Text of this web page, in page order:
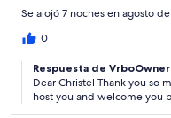
coast and preferred the
highlights: • An early
the river • A visit to Baiona
and festivities in Vila Nova
and the calm beach in
min) • Diner at Restaurant
grounds could use a few
Se alojó 7 noches en agosto
0
Respuesta de
Dear Christel Thank you so
host you and welcome you